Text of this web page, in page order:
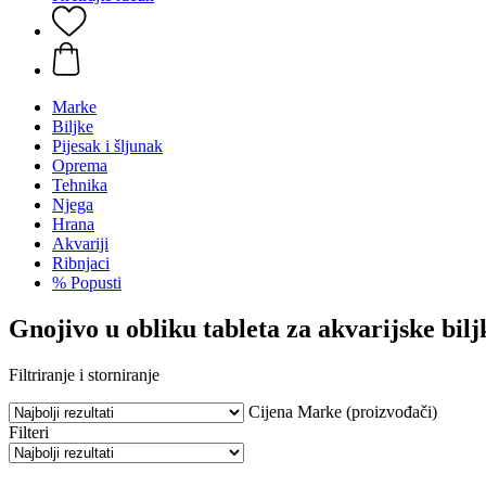
Marke
Biljke
Pijesak i šljunak
Oprema
Tehnika
Njega
Hrana
Akvariji
Ribnjaci
% Popusti
Gnojivo u obliku tableta za akvarijske
Filtriranje i storniranje
Cijena Marke (proizvođači)
Filteri